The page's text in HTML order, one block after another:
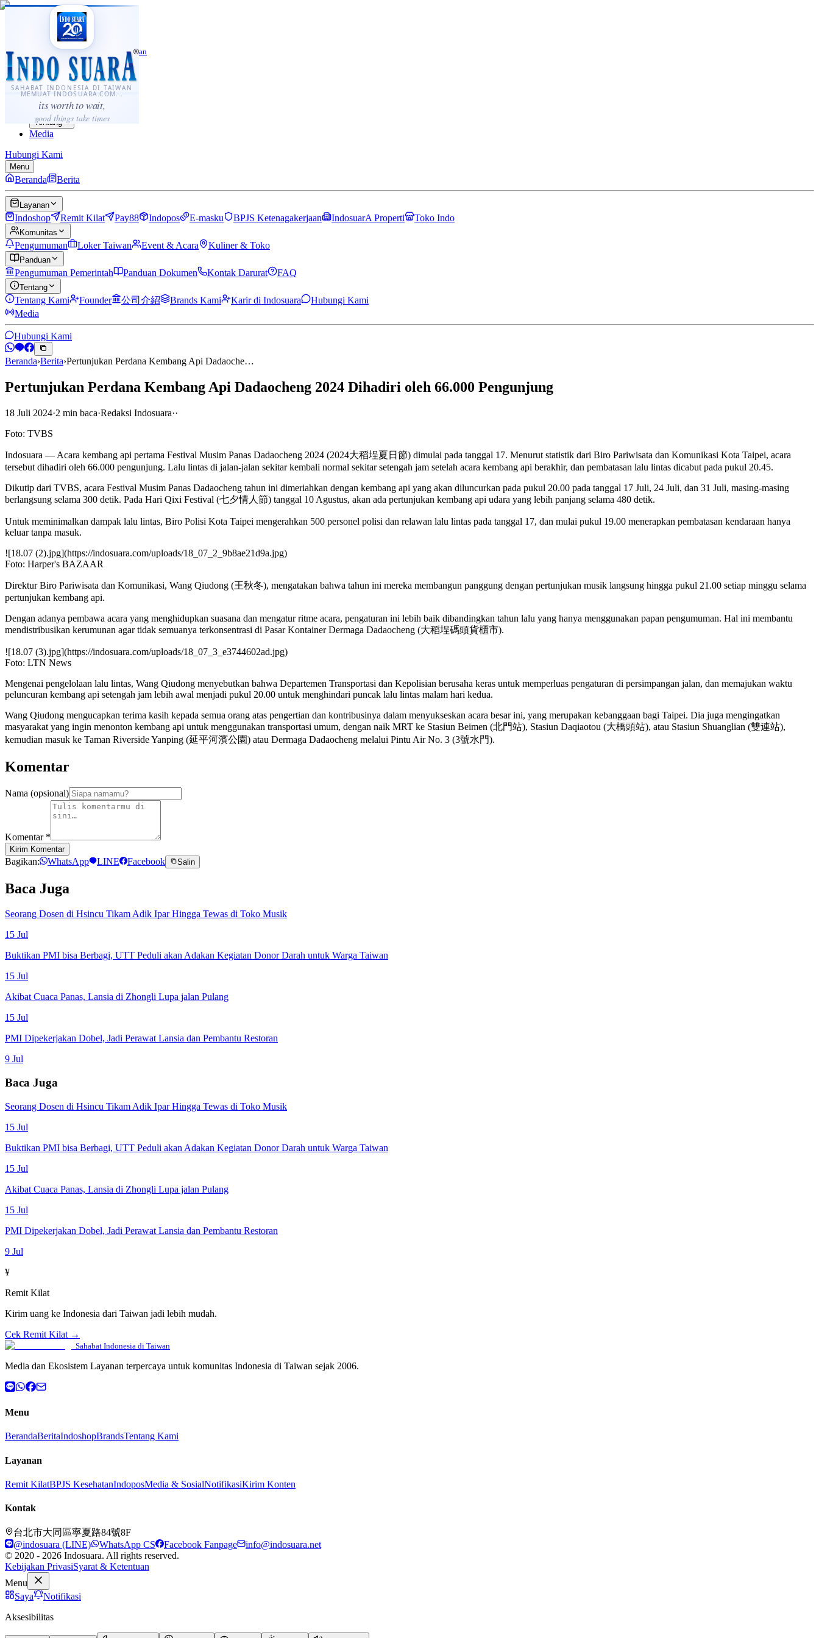
SAHABAT INDONESIA DI TAIWAN
MEMUAT INDOSUARA.COM...
its worth to wait,
good things take times
·...
⌘K
Sahabat Indonesia di Taiwan
Berita
Layanan
Komunitas
Panduan
Tentang
Media
Hubungi Kami
Menu
Beranda Berita
Layanan
Indoshop Remit Kilat Pay88 Indopos E-masku BPJS Ketenagakerjaan IndosuarA Properti Toko Indo
Komunitas
Pengumuman Loker Taiwan Event & Acara Kuliner & Toko
Panduan
Pengumuman Pemerintah Panduan Dokumen Kontak Darurat FAQ
Tentang
Tentang Kami Founder 公司介紹 Brands Kami Karir di Indosuara
Hubungi Kami
Media
Hubungi Kami
Beranda›Berita›Pertunjukan Perdana Kembang Api Dadaoche…
Pertunjukan Perdana Kembang Api Dadaocheng 2024 Dihadiri oleh 66.000 Pengunjung
18 Juli 2024·2 min baca·Redaksi Indosuara··
Foto: TVBS
Indosuara — Acara kembang api pertama Festival Musim Panas Dadaocheng 2024 (2024大稻埕夏日節) dimulai pada tanggal 17. Menurut statistik dari Biro Pariwisata dan Komunikasi Kota Taipei, acara
tersebut dihadiri oleh 66.000 pengunjung. Lalu lintas di jalan-jalan sekitar kembali normal sekitar setengah jam setelah acara kembang api berakhir, dan pembatasan lalu lintas dicabut pada pukul 20.45.
Dikutip dari TVBS, acara Festival Musim Panas Dadaocheng tahun ini dimeriahkan dengan kembang api yang akan diluncurkan pada pukul 20.00 pada tanggal 17 Juli, 24 Juli, dan 31 Juli, masing-masing
berlangsung selama 300 detik. Pada Hari Qixi Festival (七夕情人節) tanggal 10 Agustus, akan ada pertunjukan kembang api udara yang lebih panjang selama 480 detik.
Untuk meminimalkan dampak lalu lintas, Biro Polisi Kota Taipei mengerahkan 500 personel polisi dan relawan lalu lintas pada tanggal 17, dan mulai pukul 19.00 menerapkan pembatasan kendaraan hanya
keluar tanpa masuk.
![18.07 (2).jpg](https://indosuara.com/uploads/18_07_2_9b8ae21d9a.jpg)
Foto: Harper's BAZAAR
Direktur Biro Pariwisata dan Komunikasi, Wang Qiudong (王秋冬), mengatakan bahwa tahun ini mereka membangun panggung dengan pertunjukan musik langsung hingga pukul 21.00 setiap minggu selama
pertunjukan kembang api.
Dengan adanya pembawa acara yang menghidupkan suasana dan mengatur ritme acara, pengaturan ini lebih baik dibandingkan tahun lalu yang hanya menggunakan papan pengumuman. Hal ini membantu
mendistribusikan kerumunan agar tidak semuanya terkonsentrasi di Pasar Kontainer Dermaga Dadaocheng (大稻埕碼頭貨櫃市).
![18.07 (3).jpg](https://indosuara.com/uploads/18_07_3_e3744602ad.jpg)
Foto: LTN News
Mengenai pengelolaan lalu lintas, Wang Qiudong menyebutkan bahwa Departemen Transportasi dan Kepolisian berusaha keras untuk memperluas pengaturan di persimpangan jalan, dan memajukan waktu
peluncuran kembang api setengah jam lebih awal menjadi pukul 20.00 untuk menghindari puncak lalu lintas malam hari kedua.
Wang Qiudong mengucapkan terima kasih kepada semua orang atas pengertian dan kontribusinya dalam menyukseskan acara besar ini, yang merupakan kebanggaan bagi Taipei. Dia juga mengingatkan
masyarakat yang ingin menonton kembang api untuk menggunakan transportasi umum, dengan naik MRT ke Stasiun Beimen (北門站), Stasiun Daqiaotou (大橋頭站), atau Stasiun Shuanglian (雙連站),
kemudian masuk ke Taman Riverside Yanping (延平河濱公園) atau Dermaga Dadaocheng melalui Pintu Air No. 3 (3號水門).
Komentar
Nama (opsional)
Komentar *
Kirim Komentar
Bagikan: WhatsApp LINE Facebook Salin
Baca Juga
Seorang Dosen di Hsincu Tikam Adik Ipar Hingga Tewas di Toko Musik
15 Jul
Buktikan PMI bisa Berbagi, UTT Peduli akan Adakan Kegiatan Donor Darah untuk Warga Taiwan
15 Jul
Akibat Cuaca Panas, Lansia di Zhongli Lupa jalan Pulang
15 Jul
PMI Dipekerjakan Dobel, Jadi Perawat Lansia dan Pembantu Restoran
9 Jul
Baca Juga
Seorang Dosen di Hsincu Tikam Adik Ipar Hingga Tewas di Toko Musik
15 Jul
Buktikan PMI bisa Berbagi, UTT Peduli akan Adakan Kegiatan Donor Darah untuk Warga Taiwan
15 Jul
Akibat Cuaca Panas, Lansia di Zhongli Lupa jalan Pulang
15 Jul
PMI Dipekerjakan Dobel, Jadi Perawat Lansia dan Pembantu Restoran
9 Jul
¥
Remit Kilat
Kirim uang ke Indonesia dari Taiwan jadi lebih mudah.
Cek Remit Kilat →
Sahabat Indonesia di Taiwan
Media dan Ekosistem Layanan terpercaya untuk komunitas Indonesia di Taiwan sejak 2006.
Menu
BerandaBeritaIndoshopBrandsTentang Kami
Layanan
Remit KilatBPJS KesehatanIndoposMedia & SosialNotifikasiKirim Konten
Kontak
台北市大同區寧夏路84號8F
@indosuara (LINE)
WhatsApp CS Facebook Fanpage
info@indosuara.net
© 2020 - 2026 Indosuara. All rights reserved.
Kebijakan PrivasiSyarat & Ketentuan
Menu
Saya
Notifikasi
Aksesibilitas